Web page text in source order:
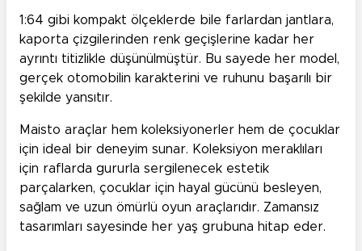
1:64 gibi kompakt ölçeklerde bile farlardan jantlara,
kaporta çizgilerinden renk geçişlerine kadar her
ayrıntı titizlikle düşünülmüştür. Bu sayede her model,
gerçek otomobilin karakterini ve ruhunu başarılı bir
şekilde yansıtır.
Maisto araçlar hem koleksiyonerler hem de çocuklar
için ideal bir deneyim sunar. Koleksiyon meraklıları
için raflarda gururla sergilenecek estetik
parçalarken, çocuklar için hayal gücünü besleyen,
sağlam ve uzun ömürlü oyun araçlarıdır. Zamansız
tasarımları sayesinde her yaş grubuna hitap eder.